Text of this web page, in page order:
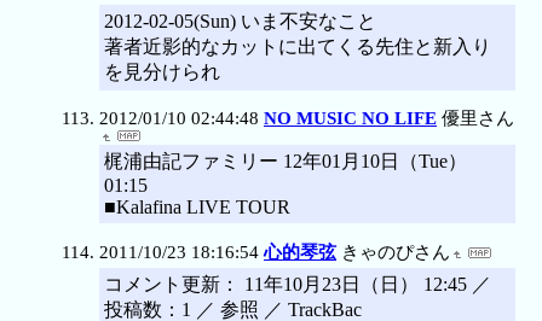
2012-02-05(Sun) いま不安なこと
著者近影的なカットに出てくる先住と新入り
を見分けられ
2012/01/10 02:44:48 NO MUSIC NO LIFE 優里さん
梶浦由記ファミリー 12年01月10日（Tue）
01:15
■Kalafina LIVE TOUR
2011/10/23 18:16:54 心的琴弦 きゃのぴさん
コメント更新： 11年10月23日（日） 12:45 ／
投稿数：1 ／ 参照 ／ TrackBac